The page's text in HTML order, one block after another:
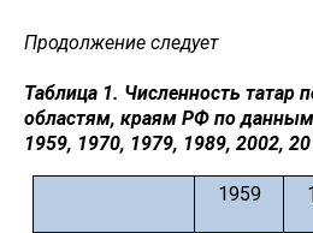
Продолжение следует
Таблица 1. Численность татар
областям, краям РФ по данным
1959, 1970, 1979, 1989, 2002,
1959